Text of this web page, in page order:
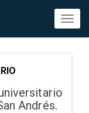
Andrés.